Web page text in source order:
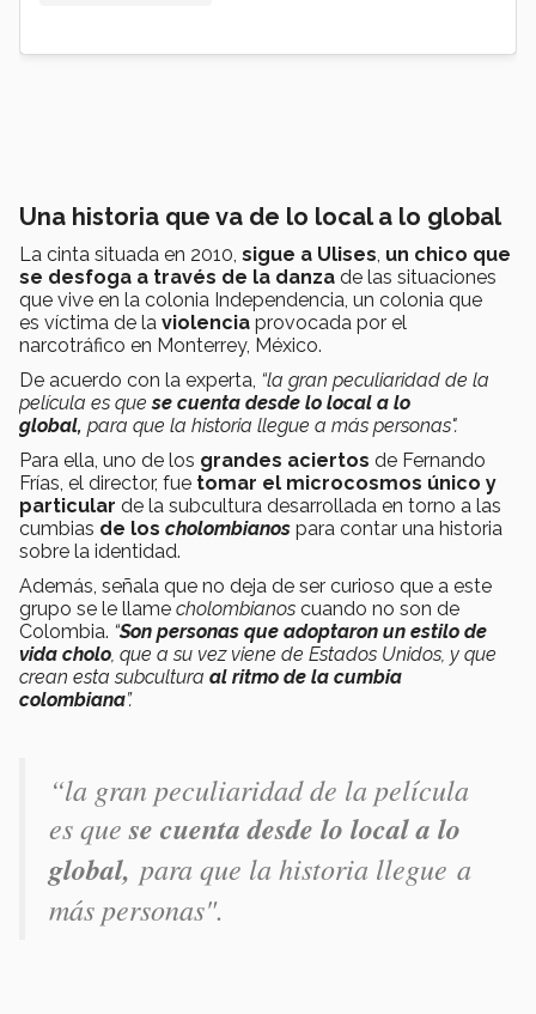
Una historia que va de lo local a lo global
La cinta situada en 2010, sigue a Ulises, un chico que
se desfoga a través de la danza de las situaciones
que vive en la colonia Independencia, un colonia que
es víctima de la violencia provocada por el
narcotráfico en Monterrey, México.
De acuerdo con la experta, “la gran peculiaridad de la
película es que se cuenta desde lo local a lo
global, para que la historia llegue a más personas".
Para ella, uno de los grandes aciertos de Fernando
Frías, el director, fue tomar el microcosmos único y
particular de la subcultura desarrollada en torno a las
cumbias de los cholombianos para contar una historia
sobre la identidad.
Además, señala que no deja de ser curioso que a este
grupo se le llame cholombianos cuando no son de
Colombia. “Son personas que adoptaron un estilo de
vida cholo, que a su vez viene de Estados Unidos, y que
crean esta subcultura al ritmo de la cumbia
colombiana”.
“la gran peculiaridad de la película
es quese cuenta desde lo local a lo
global, para que la historia llegue a
más personas".